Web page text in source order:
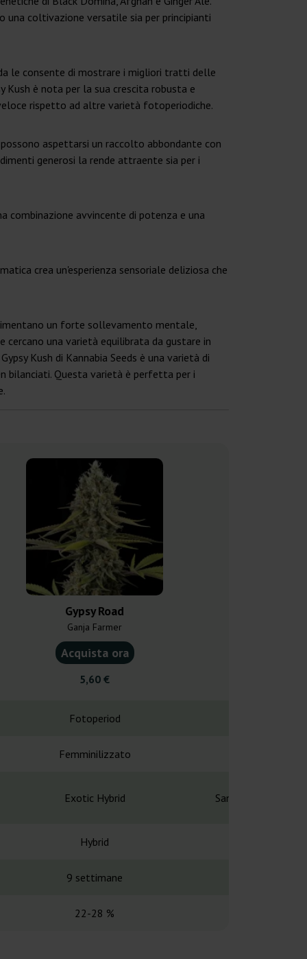
coltivazione versatile sia per principianti
le consente di mostrare i migliori tratti delle
Kush è nota per la sua crescita robusta e
rispetto ad altre varietà fotoperiodiche.
aspettarsi un raccolto abbondante con
generosi la rende attraente sia per i
combinazione avvincente di potenza e una
crea un'esperienza sensoriale deliziosa che
un forte sollevamento mentale,
una varietà equilibrata da gustare in
Kush di Kannabia Seeds è una varietà di
bilanciati. Questa varietà è perfetta per i
Gypsy Road
Ganja Farmer
Acquista ora
5,60 €
Fotoperiod
Femminilizzato
Exotic Hybrid San Fernando
Hybrid
9 settimane
22-28 %